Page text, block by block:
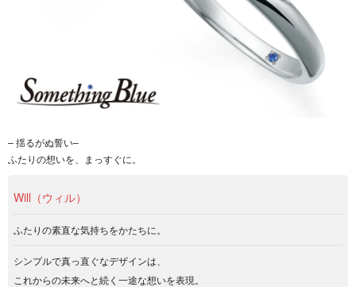
– 揺るがぬ誓い–
ふたりの想いを、まっすぐに。
Will（ウィル）
ふたりの素直な気持ちをかたちに。
シンプルで真っ直ぐなデザインは、
これからの未来へと続く一途な想いを表現。